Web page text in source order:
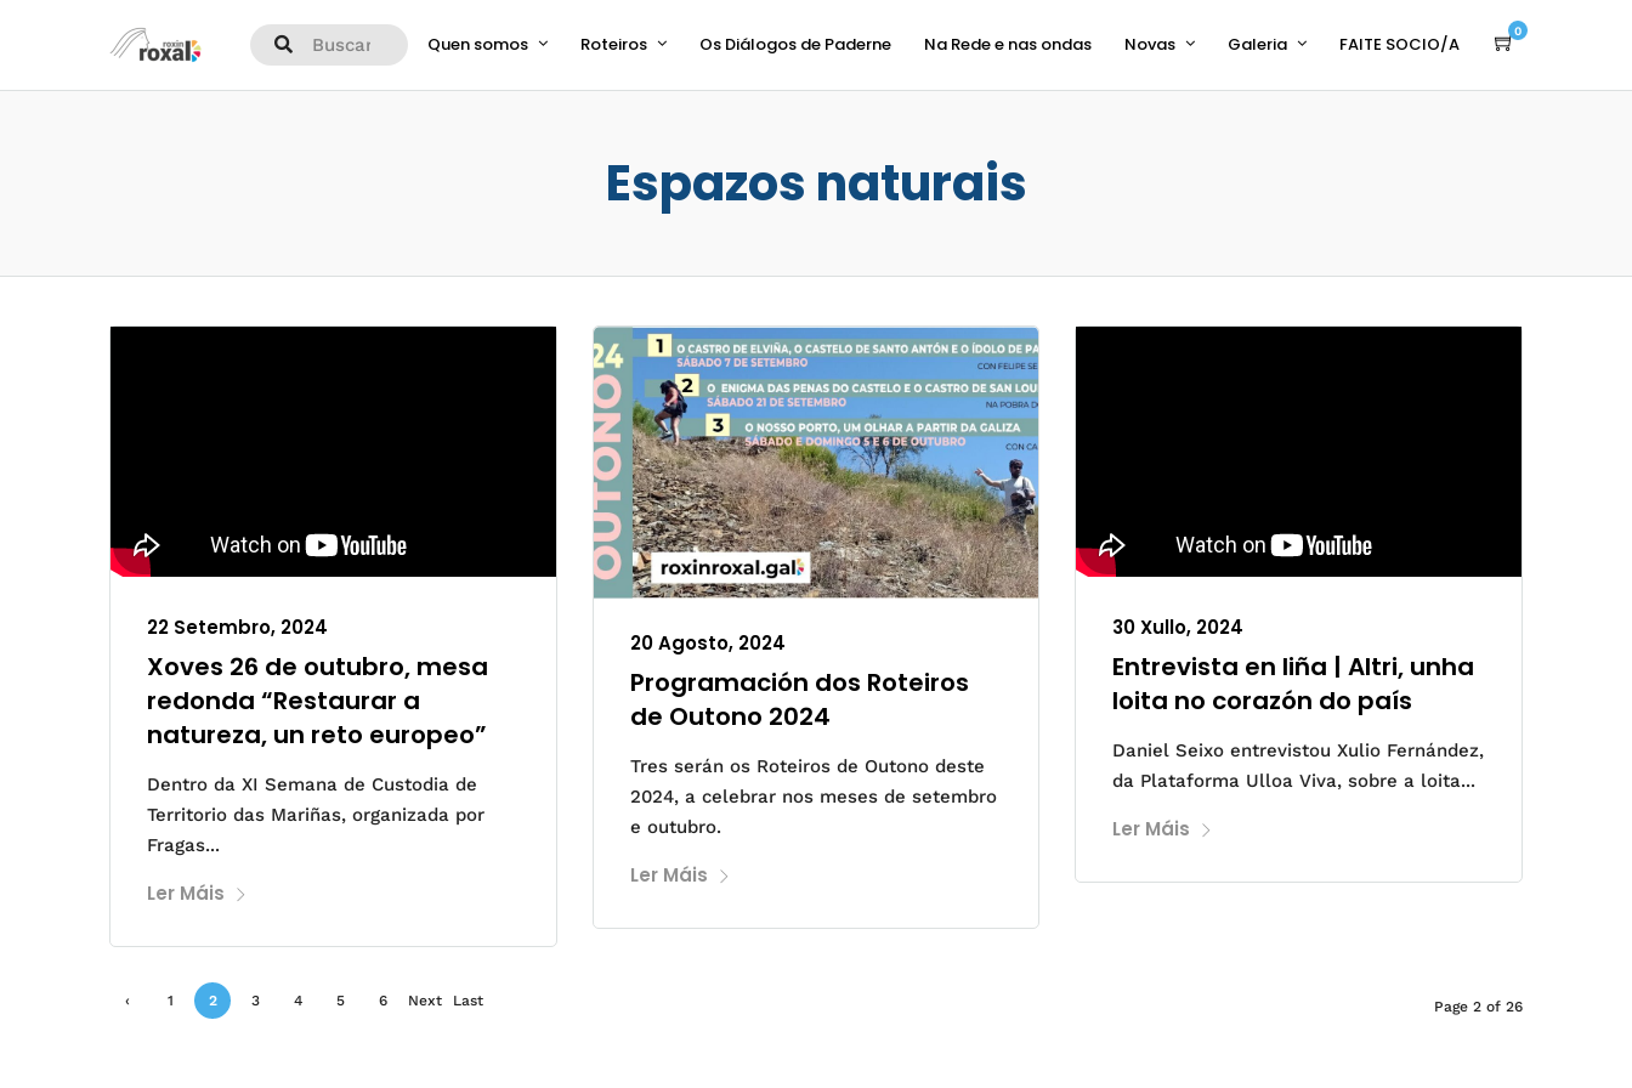
Quen somos Roteiros Os Diálogos de Paderne Na Rede e nas ondas Novas Galeria FAITE SOCIO/A
0
Espazos naturais
22 Setembro, 2024
Xoves 26 de outubro, mesa
redonda “Restaurar a
natureza, un reto europeo”
Dentro da XI Semana de Custodia de
Territorio das Mariñas, organizada por
Fragas...
Ler Máis
20 Agosto, 2024
Programación dos Roteiros
de Outono 2024
Tres serán os Roteiros de Outono deste
2024, a celebrar nos meses de setembro
e outubro.
Ler Máis
30 Xullo, 2024
Entrevista en liña | Altri, unha
loita no corazón do país
Daniel Seixo entrevistou Xulio Fernández,
da Plataforma Ulloa Viva, sobre a loita...
Ler Máis
‹ 1 2 3 4 5 6 Next Last Page 2 of 26